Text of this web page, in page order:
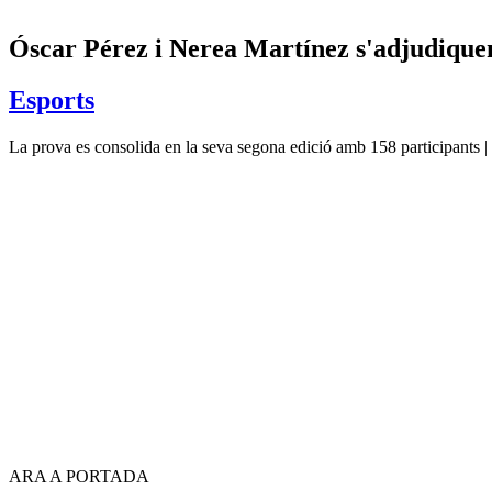
Óscar Pérez i Nerea Martínez
Esports
La prova es consolida en la seva segona edició amb 158
ARA A PORTADA